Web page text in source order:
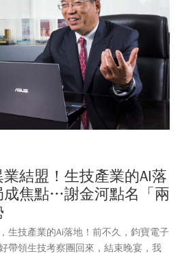
結盟！生技產業的AI落
成焦點…謝金河點名「兩
生技產業的Ai落地！前不久，鈞寶電子
帶領生技考察團回來，結束晚宴，我
我，台灣生技產業，你最看好哪個老